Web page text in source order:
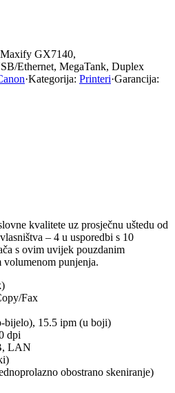
GX7140,
Ethernet, MegaTank, Duplex
·Kategorija: Printeri·Garancija:
kvalitete uz prosječnu uštedu od
– 4 u usporedbi s 10
s ovim uvijek pouzdanim
punjenja.
Fax
bijelo), 15.5 ipm (u boji)
dpi
LAN
obostrano skeniranje)